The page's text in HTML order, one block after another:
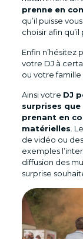
prenne en
qu’il puisse
choisir afin
Enfin n’hésitez
votre DJ à
ou votre
Ainsi votre DJ
surprises
prenant en
matérielles .
de vidéo ou
exemples
diffusion des
surprise